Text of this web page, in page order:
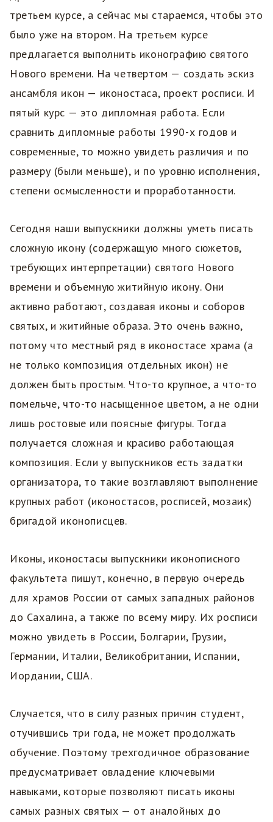
третьем курсе, а сейчас мы стараемся, чтобы это
было уже на втором. На третьем курсе
предлагается выполнить иконографию святого
Нового времени. На четвертом — создать эскиз
ансамбля икон — иконостаса, проект росписи. И
пятый курс — это дипломная работа. Если
сравнить дипломные работы 1990-х годов и
современные, то можно увидеть различия и по
размеру (были меньше), и по уровню исполнения,
степени осмысленности и проработанности.
Сегодня наши выпускники должны уметь писать
сложную икону (содержащую много сюжетов,
требующих интерпретации) святого Нового
времени и объемную житийную икону. Они
активно работают, создавая иконы и соборов
святых, и житийные образа. Это очень важно,
потому что местный ряд в иконостасе храма (а
не только композиция отдельных икон) не
должен быть простым. Что-то крупное, а что-то
помельче, что-то насыщенное цветом, а не одни
лишь ростовые или поясные фигуры. Тогда
получается сложная и красиво работающая
композиция. Если у выпускников есть задатки
организатора, то такие возглавляют выполнение
крупных работ (иконостасов, росписей, мозаик)
бригадой иконописцев.
Иконы, иконостасы выпускники иконописного
факультета пишут, конечно, в первую очередь
для храмов России от самых западных районов
до Сахалина, а также по всему миру. Их росписи
можно увидеть в России, Болгарии, Грузии,
Германии, Италии, Великобритании, Испании,
Иордании, США.
Случается, что в силу разных причин студент,
отучившись три года, не может продолжать
обучение. Поэтому трехгодичное образование
предусматривает овладение ключевыми
навыками, которые позволяют писать иконы
самых разных святых — от аналойных до